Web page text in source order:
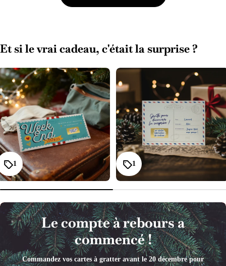
Et si le vrai cadeau, c'était la surprise ?
1 1
Le compte à rebours a
commencé !
Commandez vos cartes à gratter avant le 20 décembre pour